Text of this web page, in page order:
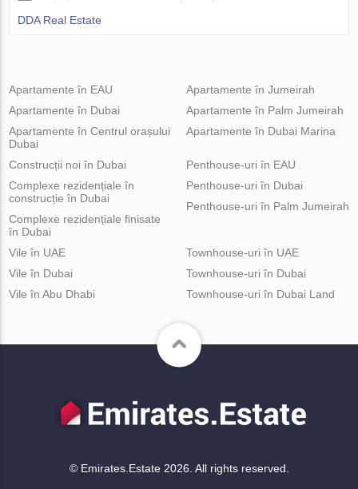
DDA Real Estate
Apartamente în EAU
Apartamente în Dubai
Apartamente în Centrul orașului
Dubai
Apartamente în Jumeirah
Apartamente în Palm Jumeirah
Apartamente în Dubai Marina
Construcții noi în Dubai
Complexe rezidențiale în
construcție în Dubai
Complexe rezidențiale finisate
în Dubai
Penthouse-uri în EAU
Penthouse-uri în Dubai
Penthouse-uri în Palm Jumeirah
Vile în UAE
Vile în Dubai
Vile în Abu Dhabi
Townhouse-uri în UAE
Townhouse-uri în Dubai
Townhouse-uri în Dubai Land
© Emirates.Estate 2026. All rights reserved.